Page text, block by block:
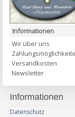
Informationen
Wir über uns
Versandkosten
Newsletter
Informationen
Datenschutz